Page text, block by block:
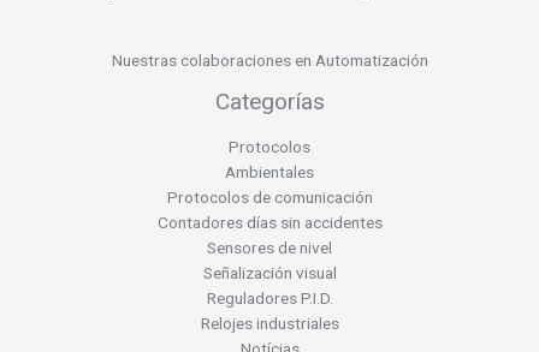
Nuestras colaboraciones en Automatización
Categorías
Protocolos
Ambientales
Protocolos de comunicación
Contadores días sin accidentes
Sensores de nivel
Señalización visual
Reguladores P.I.D.
Relojes industriales